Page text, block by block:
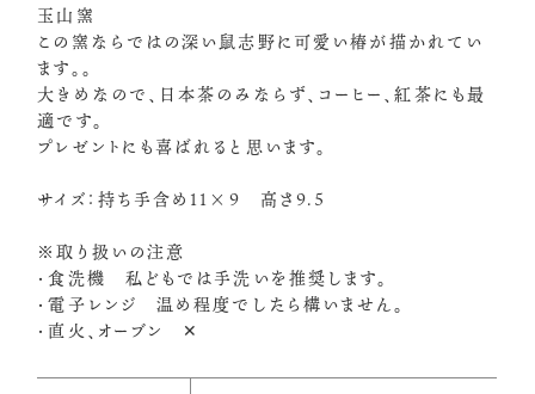
玉山窯
この窯ならではの深い鼠志野に可愛い椿が描かれてい
ます。。
大きめなので、日本茶のみならず、コーヒー、紅茶にも最
適です。
プレゼントにも喜ばれると思います。
サイズ：持ち手含め11×9 高さ9.5
※取り扱いの注意
・食洗機 私どもでは手洗いを推奨します。
・電子レンジ 温め程度でしたら構いません。
・直火、オーブン ✕